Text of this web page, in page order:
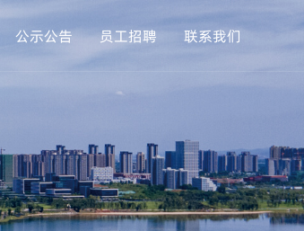
公示公告 员工招聘 联系我们